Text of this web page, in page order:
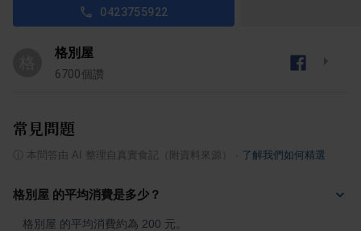
0423755922
格別屋
6700個讚
常見問題
本問答由 AI 整理自真實食記（附資料來源） 了解我們如何精選
格別屋 的平均消費是多少？
格別屋 的平均消費約為 200 元。